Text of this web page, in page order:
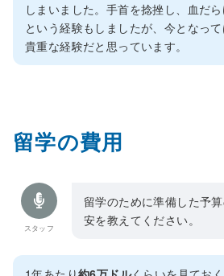
しまいました。手首を捻挫し、血だ
という経験もしましたが、今となっ
貴重な経験だと思っています。
留学の費用
スタッフ
留学のために準備した予
安を教えてください。